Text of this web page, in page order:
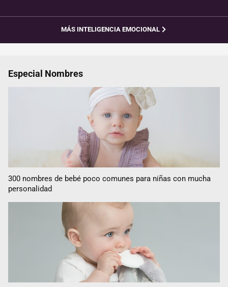
MÁS INTELIGENCIA EMOCIONAL
Especial Nombres
300 nombres de bebé poco comunes para niñas con mucha
personalidad